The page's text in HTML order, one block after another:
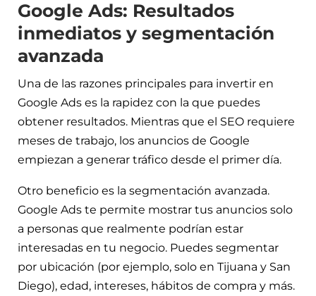
Google Ads: Resultados
inmediatos y segmentación
avanzada
Una de las razones principales para invertir en
Google Ads es la rapidez con la que puedes
obtener resultados. Mientras que el SEO requiere
meses de trabajo, los anuncios de Google
empiezan a generar tráfico desde el primer día.
Otro beneficio es la segmentación avanzada.
Google Ads te permite mostrar tus anuncios solo
a personas que realmente podrían estar
interesadas en tu negocio. Puedes segmentar
por ubicación (por ejemplo, solo en Tijuana y San
Diego), edad, intereses, hábitos de compra y más.